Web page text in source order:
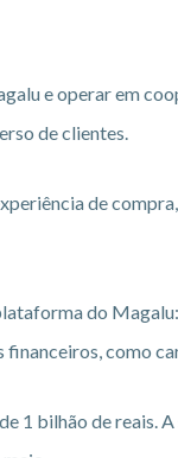
e operar em
de clientes.
de
do
como
1 bilhão de reais.